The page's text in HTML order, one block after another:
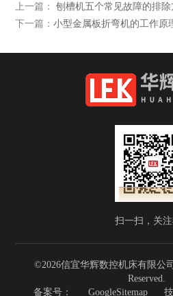
上一篇：
刨槽机五个常见故障的排除
下一篇：小型金属板折弯机的工作原
扫一扫，关
©2026信宜华辉数控机床有限公
Reserved.
备案号：
GoogleSitemap